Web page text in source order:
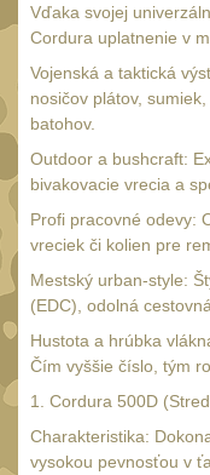
19116
Méně než 200
200 - 500 lm2
510 - 990 lm
1000 - 2000 lm 1
Nad 2000 lm8
Speciální svítilny
Lovecké svítilny
Policejní svítilny
Vyhledávací
Vďaka svojej
Cordura uplatnenie v
Vojenská a taktická
nosičov plátov,
batohov.
Outdoor a bushcraft:
bivakovacie vrecia a
Profi pracovné odevy:
vreciek či kolien pre
Mestský urban-style:
(EDC), odolná
Hustota a hrúbka
Čím vyššie číslo, tým
1. Cordura 500D
Charakteristika:
vysokou pevnosťou v